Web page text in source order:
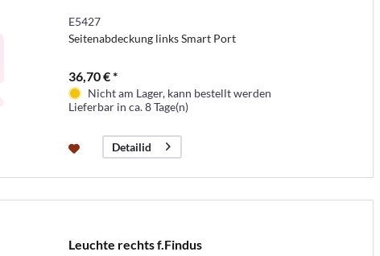
E5427
Seitenabdeckung links Smart Port
36,70 € *
Nicht am Lager, kann bestellt werden
Lieferbar in ca. 8 Tage(n)
Detailid
Leuchte rechts f.Findus